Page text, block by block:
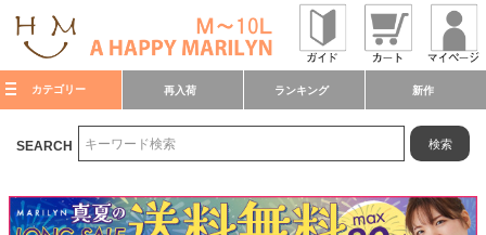
カテゴリー 再入荷 ランキング 新作
SEARCH 検索